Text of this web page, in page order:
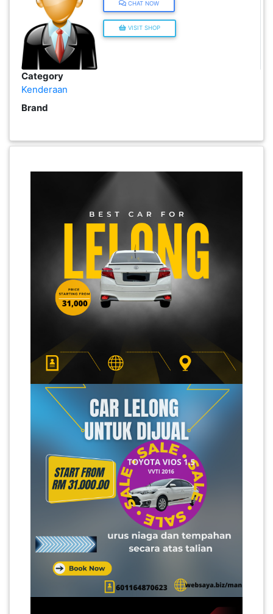
CHAT NOW
VISIT SHOP
Category
Kenderaan
Brand
BARANG
PERIBADI(4)
PEKERJAAN(0)
BENDA(1)
SELECT NEGERI
PAHANG(13)
KELANTAN(22)
PERAK(41)
KEDAH(13)
TERENGGANU(12)